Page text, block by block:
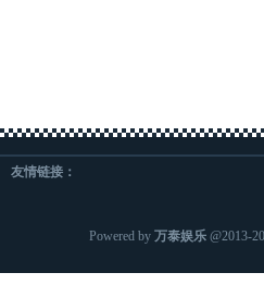
友情链接：
Powered by 万泰娱乐 @2013-